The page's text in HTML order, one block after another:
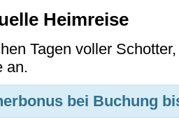
Heimreise
Tagen voller
an.
bei Buchung